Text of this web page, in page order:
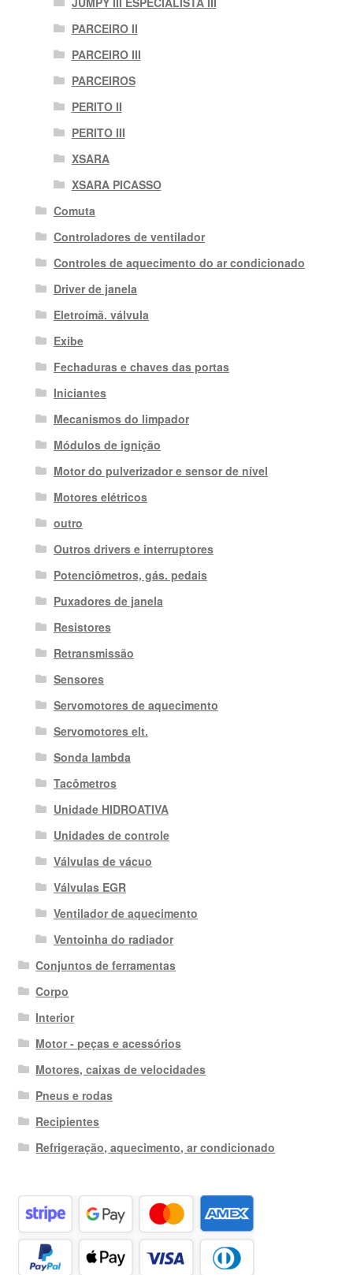
PARCEIRO II
PARCEIRO III
PARCEIROS
PERITO II
PERITO III
XSARA
XSARA PICASSO
Comuta
Controladores de ventilador
Controles de aquecimento do ar condicionado
Driver de janela
Eletroímã. válvula
Exibe
Fechaduras e chaves das portas
Iniciantes
Mecanismos do limpador
Módulos de ignição
Motor do pulverizador e sensor de nível
Motores elétricos
outro
Outros drivers e interruptores
Potenciômetros, gás. pedais
Puxadores de janela
Resistores
Retransmissão
Sensores
Servomotores de aquecimento
Servomotores elt.
Sonda lambda
Tacômetros
Unidade HIDROATIVA
Unidades de controle
Válvulas de vácuo
Válvulas EGR
Ventilador de aquecimento
Ventoinha do radiador
Conjuntos de ferramentas
Corpo
Interior
Motor - peças e acessórios
Motores, caixas de velocidades
Pneus e rodas
Recipientes
Refrigeração, aquecimento, ar condicionado